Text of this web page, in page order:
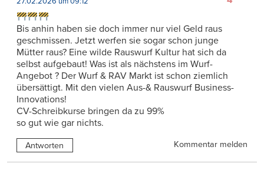
Bis anhin haben sie doch immer nur viel Geld raus
geschmissen. Jetzt werfen sie sogar schon junge
Mütter raus? Eine wilde Rauswurf Kultur hat sich da
selbst aufgebaut! Was ist als nächstens im Wurf-
Angebot ? Der Wurf & RAV Markt ist schon ziemlich
übersättigt. Mit den vielen Aus-& Rauswurf Business-
Innovations!
CV-Schreibkurse bringen da zu 99%
so gut wie gar nichts.
Antworten Kommentar melden